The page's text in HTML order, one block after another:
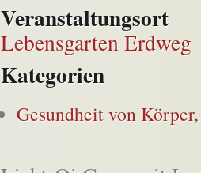
Veranstaltungsort
Lebensgarten Erdweg
Kategorien
Gesundheit von